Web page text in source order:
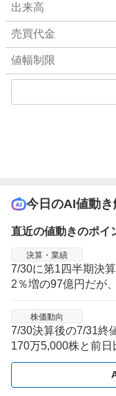
出来高
売買代金
値幅制限
ア
今日のAI値動き
直近の値動きのポイ
決算・業績
7/30に第1四半期決
2％増の97億円だが
株価動向
7/30決算後の7/31終
170万5,000株と前
が一気に膨らみ、そ